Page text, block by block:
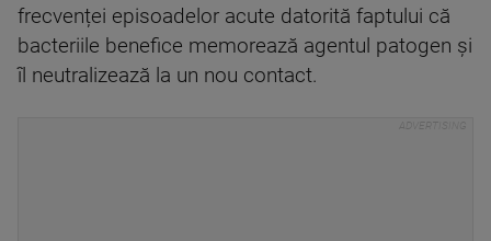
frecvenței episoadelor acute datorită faptului că
bacteriile benefice memorează agentul patogen și
îl neutralizează la un nou contact.